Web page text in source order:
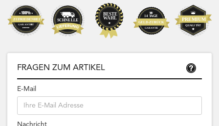
FRAGEN ZUM ARTIKEL
E-Mail